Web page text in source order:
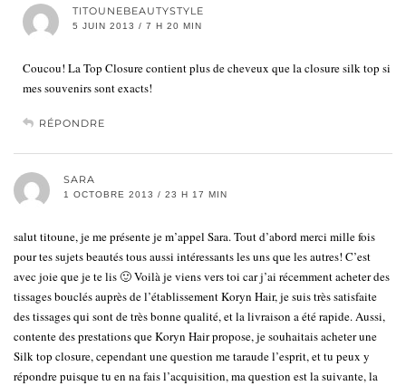
TITOUNEBEAUTYSTYLE
5 JUIN 2013 / 7 H 20 MIN
Coucou! La Top Closure contient plus de cheveux que la closure silk top si
mes souvenirs sont exacts!
RÉPONDRE
SARA
1 OCTOBRE 2013 / 23 H 17 MIN
salut titoune, je me présente je m’appel Sara. Tout d’abord merci mille fois
pour tes sujets beautés tous aussi intéressants les uns que les autres! C’est
avec joie que je te lis 🙂 Voilà je viens vers toi car j’ai récemment acheter des
tissages bouclés auprès de l’établissement Koryn Hair, je suis très satisfaite
des tissages qui sont de très bonne qualité, et la livraison a été rapide. Aussi,
contente des prestations que Koryn Hair propose, je souhaitais acheter une
Silk top closure, cependant une question me taraude l’esprit, et tu peux y
répondre puisque tu en na fais l’acquisition, ma question est la suivante, la